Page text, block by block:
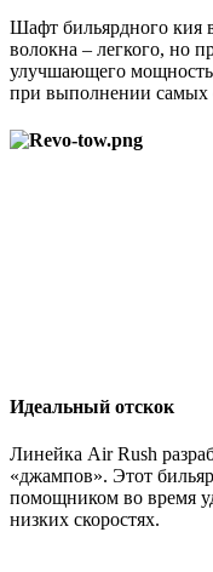
Шафт бильярдного кия
волокна – легкого, но
улучшающего мощность
при выполнении самых
Идеальный отскок
Линейка Air Rush
«джампов». Этот
помощником во время
низких скоростях.